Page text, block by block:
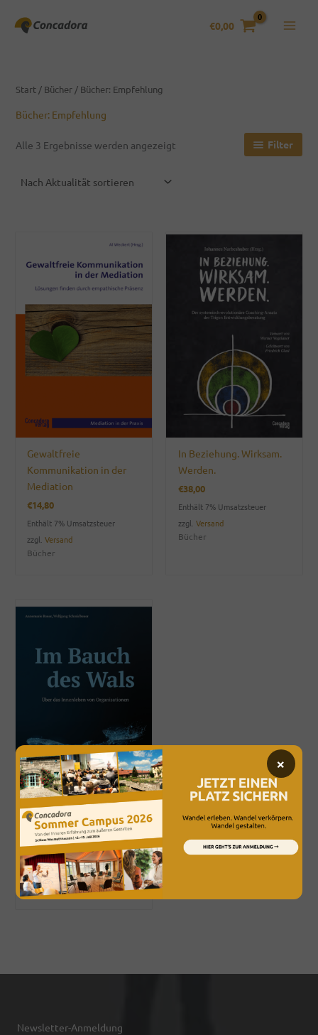
Inhalt
€0,00
Start/ Bücher/ Bücher: Empfehlung
Bücher: Empfehlung
Alle 3 Ergebnisse werden angezeigtNach Filter
Gewaltfreie
Kommunikation in der
Mediation
€14,80
Enthält 7% Umsatzsteuer
zzgl.Versand
Bücher
In Beziehung. Wirksam.
Werden.
€38,00
Enthält 7% Umsatzsteuer
zzgl. Versand
Bücher
Im Bauch des Wals
24,90
Enthält 7% Umsatzsteuer
zzgl.Versand
Bücher
Newsletter-Anmeldung
×